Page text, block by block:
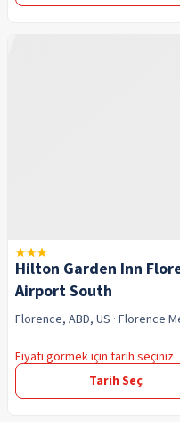
Hilton Garden Inn
Airport South
Florence, ABD, US · Florence
Fiyatı görmek için tarih seçiniz
Tarih Seç